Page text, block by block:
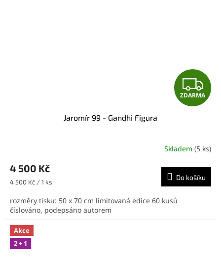
Z
D
R
M
A
ZDARMA
Jaromír 99 - Gandhi Figura
Skladem (5 ks)
4 500 Kč
Měrná
4 500 Kč / 1 ks
Do košíku
rozměry tisku: 50 x 70 cm limitovaná edice 60 kusů
číslováno, podepsáno autorem
Akce
2 + 1